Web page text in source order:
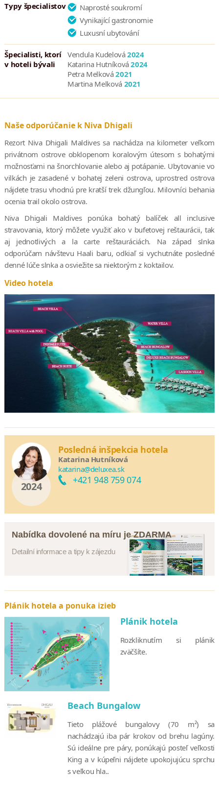
24/24 recepcia
zamestnanci hovoriaci niekoľkými jazykmi
práčovňa
Wi-Fi zadarmo
šnorchlovacie vybavenie zadarmo
Boot Camp zadarmo
IP-TV s filmami
zmenáreň
prijímané kreditné karty: Amex, Visa, MasterCard, CUP
Typy špecialistov
Naprosté soukromí
Vynikající gastronomie
Luxusní ubytování
Špecialisti, ktorí
v hoteli bývali
Vendula Kudelová2024
Katarina Hutníková2024
Petra Melková2021
Martina Melková 2021
Naše odporúčanie k Niva Dhigali
Rezort Niva Dhigali Maldives sa nachádza na kilometer veľkom
privátnom ostrove obklopenom koralovým útesom s bohatými
možnosťami na šnorchlovanie alebo aj potápanie. Ubytovanie vo
vilkách je zasadené v bohatej zeleni ostrova, uprostred ostrova
nájdete trasu vhodnú pre kratší trek džungľou. Milovníci behania
ocenia trail okolo ostrova.
Niva Dhigali Maldives ponúka bohatý balíček all inclusive
stravovania, ktorý môžete využiť ako v bufetovej reštaurácii, tak
aj jednotlivých a la carte reštauráciách. Na západ slnka
odporúčam návštevu Haali baru, odkiaľ si vychutnáte posledné
denné lúče slnka a osviežite sa niektorým z koktailov.
Video hotela
2024
Posledná inšpekcia hotela
Katarina Hutníková
katarina@deluxea.sk
+421 948 759 074
Nabídka dovolené na míru je ZDARMA
Detailní informace a tipy k zájezdu
Plánik hotela a ponuka izieb
Plánik hotela
Rozkliknutím si plánik
zväčšíte.
Beach Bungalow
Tieto plážové bungalovy (70 m²) sa
nachádzajú iba pár krokov od brehu lagúny.
Sú ideálne pre páry, ponúkajú posteľ veľkosti
King a v kúpeľni nájdete upokojujúcu sprchu
s veľkou hla..